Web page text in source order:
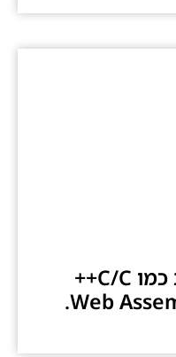
איך להריץ קוד בשפות כמו C/C++